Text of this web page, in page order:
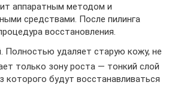
аппаратным методом и
средствами. После пилинга
восстановления.
. Полностью удаляет старую кожу, не
только зону роста — тонкий слой
которого будут восстанавливаться